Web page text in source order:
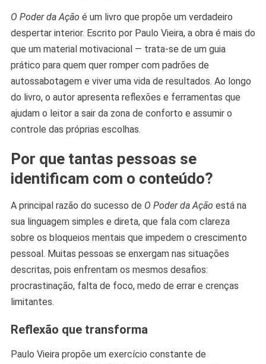
O Poder da Ação é um livro que propõe um verdadeiro
despertar interior. Escrito por Paulo Vieira, a obra é mais do
que um material motivacional — trata-se de um guia
prático para quem quer romper com padrões de
autossabotagem e viver uma vida de resultados. Ao longo
do livro, o autor apresenta reflexões e ferramentas que
ajudam o leitor a sair da zona de conforto e assumir o
controle das próprias escolhas.
Por que tantas pessoas se
identificam com o conteúdo?
A principal razão do sucesso de O Poder da Ação está na
sua linguagem simples e direta, que fala com clareza
sobre os bloqueios mentais que impedem o crescimento
pessoal. Muitas pessoas se enxergam nas situações
descritas, pois enfrentam os mesmos desafios:
procrastinação, falta de foco, medo de errar e crenças
limitantes.
Reflexão que transforma
Paulo Vieira propõe um exercício constante de